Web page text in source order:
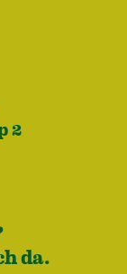
2
da.